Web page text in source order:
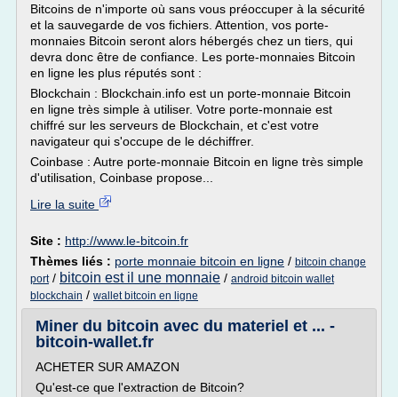
Bitcoins de n'importe où sans vous préoccuper à la sécurité
et la sauvegarde de vos fichiers. Attention, vos porte-
monnaies Bitcoin seront alors hébergés chez un tiers, qui
devra donc être de confiance. Les porte-monnaies Bitcoin
en ligne les plus réputés sont :
Blockchain : Blockchain.info est un porte-monnaie Bitcoin
en ligne très simple à utiliser. Votre porte-monnaie est
chiffré sur les serveurs de Blockchain, et c'est votre
navigateur qui s'occupe de le déchiffrer.
Coinbase : Autre porte-monnaie Bitcoin en ligne très simple
d'utilisation, Coinbase propose...
Lire la suite
Site : http://www.le-bitcoin.fr
Thèmes liés : porte monnaie bitcoin en ligne / bitcoin change
port/ bitcoin est il une monnaie / android bitcoin wallet
blockchain / wallet bitcoin en ligne
Miner du bitcoin avec du materiel et ... -
bitcoin-wallet.fr
ACHETER SUR AMAZON
Qu'est-ce que l'extraction de Bitcoin?